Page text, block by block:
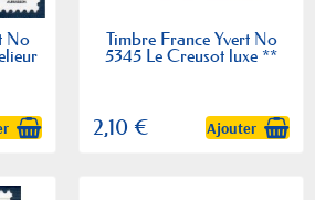
No Timbre France Yvert No
5345 Le Creusot luxe **
2,10 € Ajouter